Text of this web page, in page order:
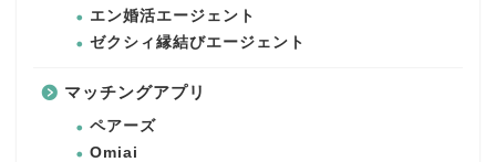
エン婚活エージェント
ゼクシィ縁結びエージェント
マッチングアプリ
ペアーズ
Omiai